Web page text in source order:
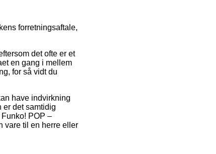
forretningsaftale,
det ofte er et
en gang i mellem
for så vidt du
have indvirkning
er det samtidig
POP –
vare til en herre eller